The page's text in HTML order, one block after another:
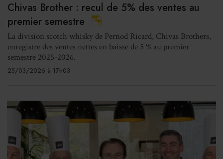
Chivas Brother : recul de 5% des ventes au
premier semestre
La division scotch whisky de Pernod Ricard, Chivas Brothers,
enregistre des ventes nettes en baisse de 5 % au premier
semestre 2025-2026.
25/03/2026 à 17h03